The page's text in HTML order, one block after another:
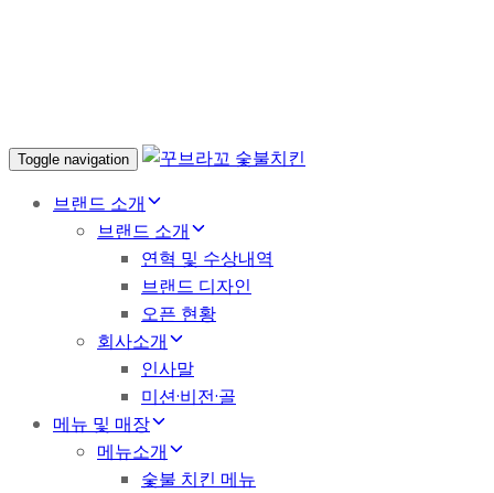
Toggle navigation
브랜드 소개
브랜드 소개
연혁 및 수상내역
브랜드 디자인
오픈 현황
회사소개
인사말
미션·비전·골
메뉴 및 매장
메뉴소개
숯불 치킨 메뉴